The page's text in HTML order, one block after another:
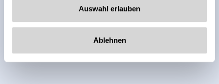
Auswahl erlauben
Ablehnen